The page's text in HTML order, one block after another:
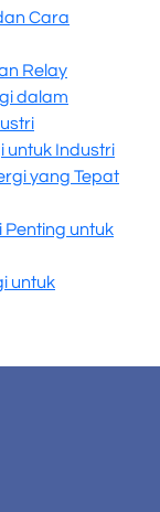
Cara
Relay
dalam
untuk Industri
yang Tepat
Penting untuk
untuk